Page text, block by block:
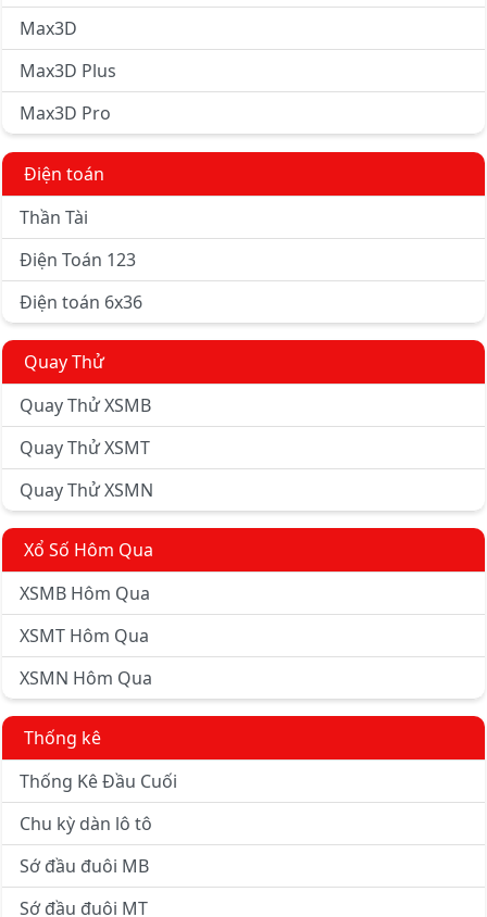
Max3D
Max3D Plus
Max3D Pro
Điện toán
Thần Tài
Điện Toán 123
Điện toán 6x36
Quay Thử
Quay Thử XSMB
Quay Thử XSMT
Quay Thử XSMN
Xổ Số Hôm Qua
XSMB Hôm Qua
XSMT Hôm Qua
XSMN Hôm Qua
Thống kê
Thống Kê Đầu Cuối
Chu kỳ dàn lô tô
Sớ đầu đuôi MB
Sớ đầu đuôi MT